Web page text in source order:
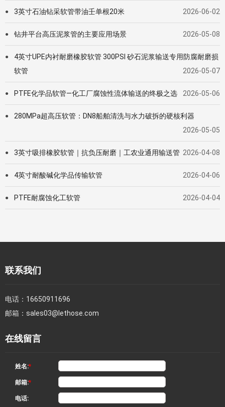
● 3英寸石油钻采软管带油壬单根20米 2026-06-02
● 钻井平台高压泥浆管的主要应用场景 2026-05-08
●
4英寸UPE内衬耐磨橡胶软管 300PSI 砂石泥浆输送专用防腐耐磨损
软管
2026-05-07
● PTFE化学品软管—化工厂腐蚀性流体输送的终极之选 2026-05-06
●
280MPa超高压软管：DN8船舶清洗与水力破拆的硬核利器
2026-05-05
● 3英寸吸排橡胶软管｜抗负压耐磨｜工农业通用输送管 2026-04-08
● 4英寸耐酸碱化学品传输软管 2026-04-06
● PTFE耐腐蚀化工软管 2026-04-04
联系我们
电话： 16650911696
邮箱： sales03@lethose.com
在线留言
姓名:*
邮箱:*
电话: